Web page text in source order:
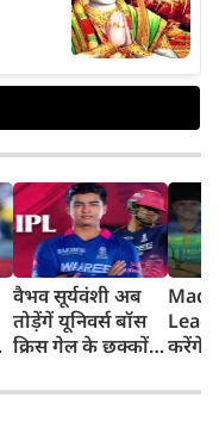
वैभव सूर्यवंशी अब
तोड़ेंगें यूनिवर्स बॉस
क्रिस गेल के छक्कों
करेंगे
टीम में